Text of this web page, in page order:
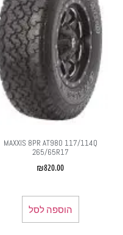
MAXXIS 8PR AT980 117/114Q
265/65R17
₪820.00
הוספה לסל